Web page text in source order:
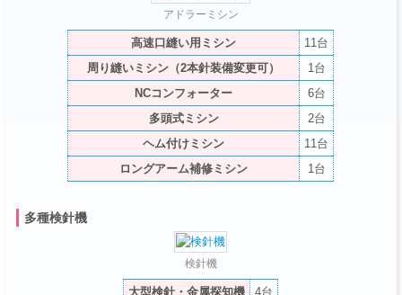
アドラーミシン
高速口縫い用 ミシン
11台
周り縫いミシン （2本針装備変更可）
1台
NCコンフォーター
6台
多頭式ミシン
2台
ヘム付けミシン
11台
ロングアーム補修ミシン
1台
多種検針機
検針機
大型検針・金属探知機
4台